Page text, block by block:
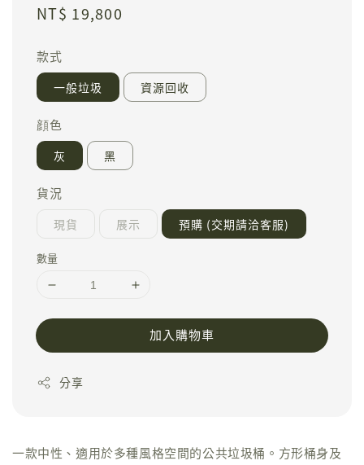
Regular
NT$ 19,800
款式
一般垃圾 資源回收
顔色
灰 黑
貨況
現貨 展示 預購 (交期請洽客服)
數量
加入購物車
分享
一款中性、適用於多種風格空間的公共垃圾桶。方形桶身及